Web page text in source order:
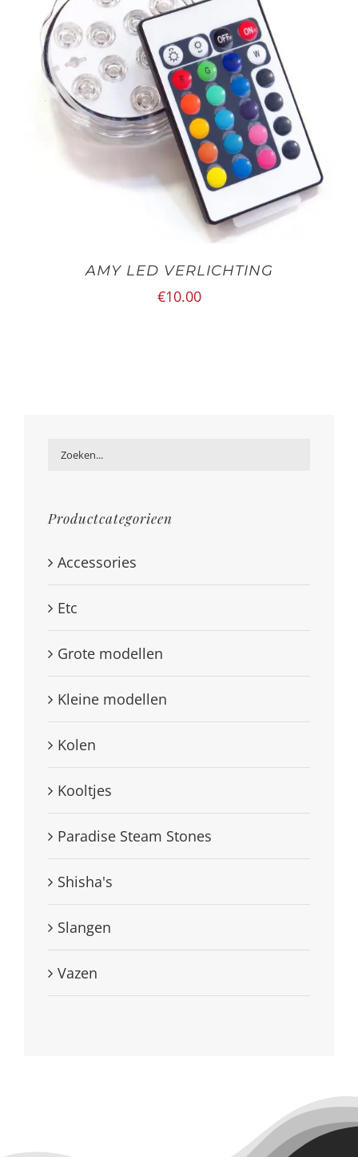
AMY LED VERLICHTING
€10.00
Productcategorieen
Accessories
Etc
Grote modellen
Kleine modellen
Kolen
Kooltjes
Paradise Steam Stones
Shisha's
Slangen
Vazen